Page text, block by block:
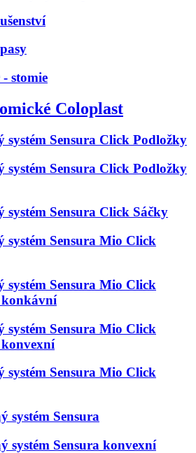
stomie
Coloplast
systém Sensura Click Podložky
systém Sensura Click Podložky
systém Sensura Click Sáčky
systém Sensura Mio Click
systém Sensura Mio Click
systém Sensura Mio Click
systém Sensura Mio Click
systém Sensura
systém Sensura konvexní